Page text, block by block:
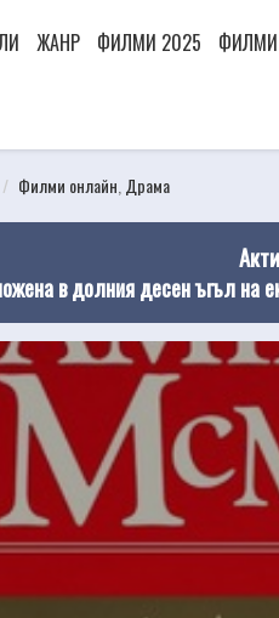
ЖАНР ФИЛМИ 2025
Филми онлайн Драма
в долния десен ъгъл на